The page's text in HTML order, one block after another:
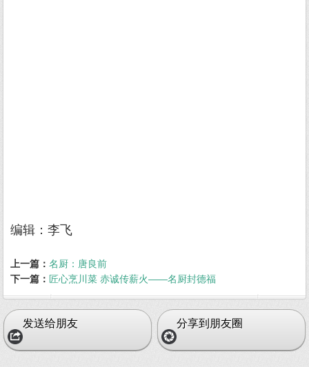
编辑：李飞
上一篇： 名厨：唐良前
下一篇： 匠心烹川菜 赤诚传薪火——名厨封德福
发送给朋友 分享到朋友圈